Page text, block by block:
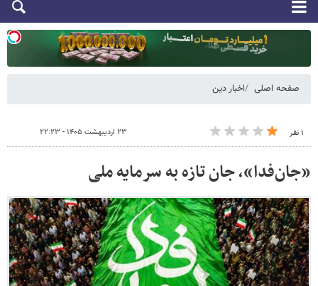
صفحه اصلی اخبار دین
۱ نفر ۲۳ اردیبهشت ۱۴۰۵ - ۲۲:۲۳
«جان‌فدا»، جان تازه به سرمایه ملی